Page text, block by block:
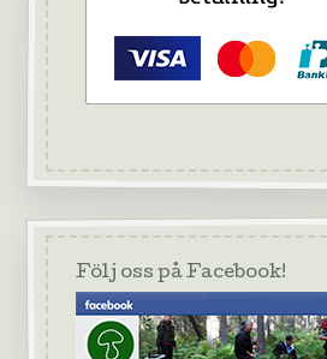
Följ oss på Facebook!